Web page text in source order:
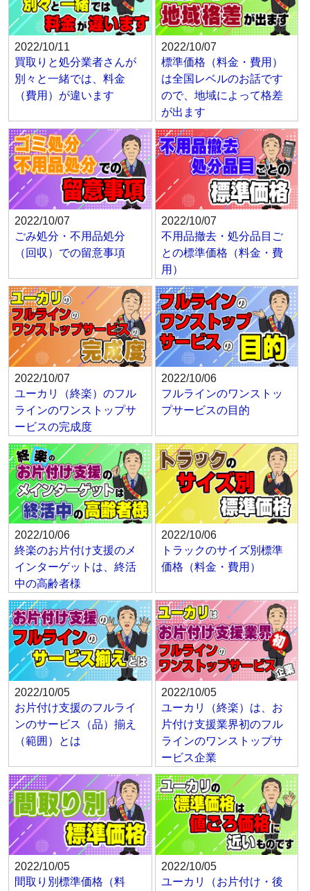
2022/10/11
買取りと処分業者さんが
別々と一緒では、料金
（費用）が違います
2022/10/07
標準価格（料金・費用）
は全国レベルのお話です
ので、地域によって格差
が出ます
2022/10/07
ごみ処分・不用品処分
（回収）での留意事項
2022/10/07
不用品撤去・処分品目ご
との標準価格（料金・費
用）
2022/10/07
ユーカリ（終楽）のフル
ラインのワンストップサ
ービスの完成度
2022/10/06
フルラインのワンストッ
プサービスの目的
2022/10/06
終楽のお片付け支援のメ
インターゲットは、終活
中の高齢者様
2022/10/06
トラックのサイズ別標準
価格（料金・費用）
2022/10/05
お片付け支援のフルライ
ンのサービス（品）揃え
（範囲）とは
2022/10/05
ユーカリ（終楽）は、お
片付け支援業界初のフル
ラインのワンストップサ
ービス企業
2022/10/05
間取り別標準価格（料
2022/10/05
ユーカリ（お片付け・後